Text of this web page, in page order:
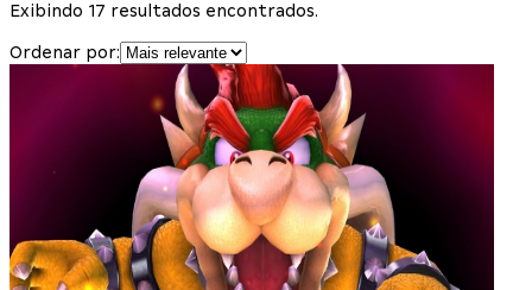
Exibindo 17 resultados encontrados.
Ordenar por: